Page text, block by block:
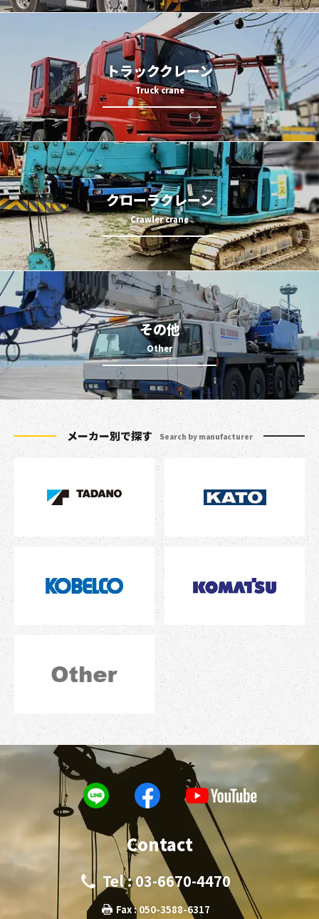
トラッククレーン
クローラクレーン
その他
メーカー別で探す Search by manufacturer
Contact
Tel : 03-6670-4470
Fax : 050-3588-6317